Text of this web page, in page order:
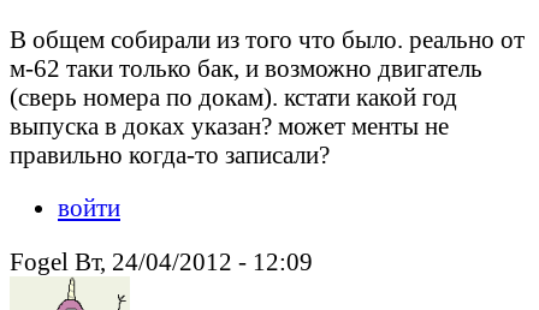
В общем собирали из того что было. реально от
м-62 таки только бак, и возможно двигатель
(сверь номера по докам). кстати какой год
выпуска в доках указан? может менты не
правильно когда-то записали?
войти
Fogel Вт, 24/04/2012 - 12:09